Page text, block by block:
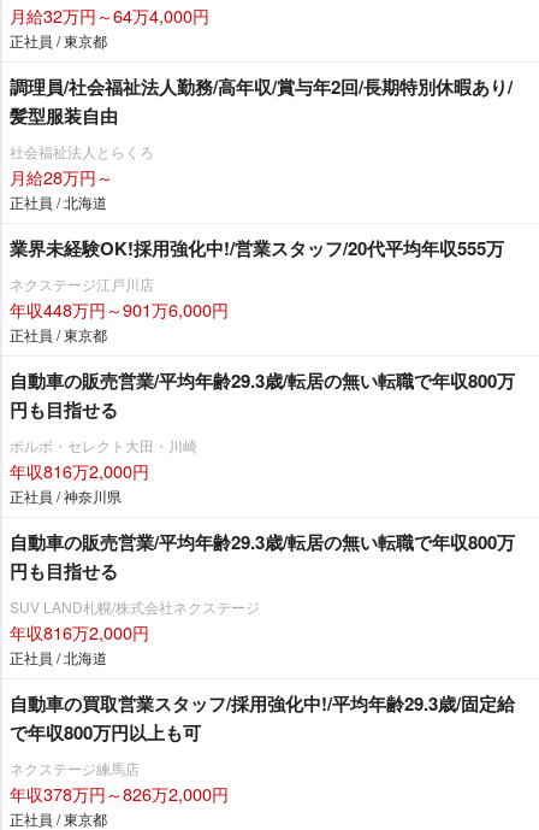
月給32万円～64万4,000円
正社員 / 東京都
調理員/社会福祉法人勤務/高年収/賞与年2回/長期特別休暇あり/
髪型服装自由
社会福祉法人とらくろ
月給28万円～
正社員 / 北海道
業界未経験OK!採用強化中!/営業スタッフ/20代平均年収555万
ネクステージ江戸川店
年収448万円～901万6,000円
正社員 / 東京都
自動車の販売営業/平均年齢29.3歳/転居の無い転職で年収800万
円も目指せる
ボルボ・セレクト大田・川崎
年収816万2,000円
正社員 / 神奈川県
自動車の販売営業/平均年齢29.3歳/転居の無い転職で年収800万
円も目指せる
SUV LAND札幌/株式会社ネクステージ
年収816万2,000円
正社員 / 北海道
自動車の買取営業スタッフ/採用強化中!/平均年齢29.3歳/固定給
で年収800万円以上も可
ネクステージ練馬店
年収378万円～826万2,000円
正社員 / 東京都